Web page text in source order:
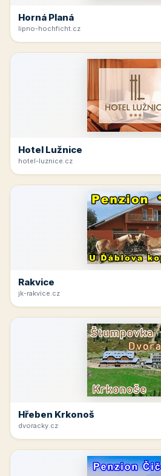
Horná Planá
lipno-hochficht.cz
Hotel Lužnice
hotel-luznice.cz
Rakvice
jk-rakvice.cz
Hřeben Krkonoš
dvoracky.cz